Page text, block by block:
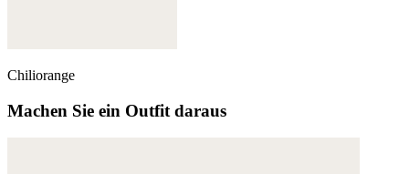
Chiliorange
Machen Sie ein Outfit daraus